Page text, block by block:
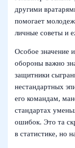
другими
помогает
личные советы и
Особое значение
обороны важно
защитники
нестандартных
его командам,
стандартах
ошибок. Это та
в статистике, но